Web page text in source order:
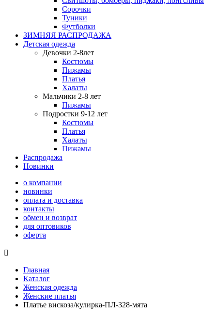
Сорочки
Туники
Футболки
ЗИМНЯЯ РАСПРОДАЖА
Детская одежда
Девочки 2-8лет
Костюмы
Пижамы
Платья
Халаты
Мальчики 2-8 лет
Пижамы
Подростки 9-12 лет
Костюмы
Платья
Халаты
Пижамы
Распродажа
Новинки
о компании
новинки
оплата и доставка
контакты
обмен и возврат
для оптовиков
оферта

Главная
Каталог
Женская одежда
Женские платья
Платье вискоза/кулирка-ПЛ-328-мята